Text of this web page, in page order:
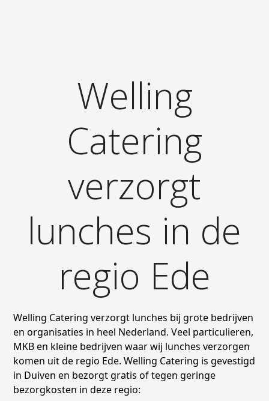
Welling
Catering
verzorgt
lunches in de
regio Ede
Welling Catering verzorgt lunches bij grote bedrijven
en organisaties in heel Nederland. Veel particulieren,
MKB en kleine bedrijven waar wij lunches verzorgen
komen uit de regio Ede. Welling Catering is gevestigd
in Duiven en bezorgt gratis of tegen geringe
bezorgkosten in deze regio: